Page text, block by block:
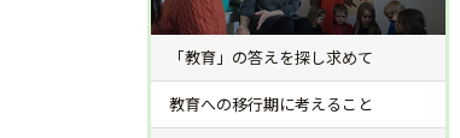
「教育」の答えを探し求めて
教育への移行期に考えること